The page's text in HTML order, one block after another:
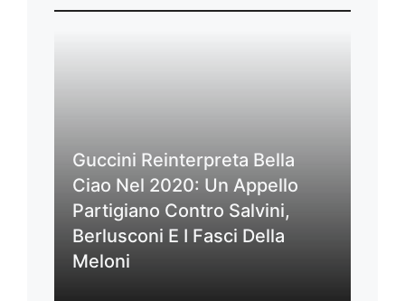
Guccini Reinterpreta Bella
Ciao Nel 2020: Un Appello
Partigiano Contro Salvini,
Berlusconi E I Fasci Della
Meloni